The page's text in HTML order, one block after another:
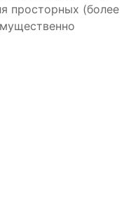
просторных (более